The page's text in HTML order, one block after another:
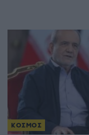
ΚΟΣΜΟΣ